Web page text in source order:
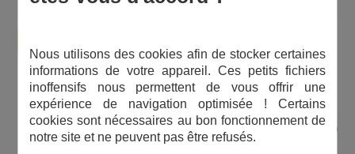
Simple à installer
Excellent rapport qualité/prix
Système efficace
Nous utilisons des cookies afin de stocker certaines
informations de votre appareil. Ces petits fichiers
inoffensifs nous permettent de vous offrir une
expérience de navigation optimisée ! Certains
cookies sont nécessaires au bon fonctionnement de
notre site et ne peuvent pas être refusés.